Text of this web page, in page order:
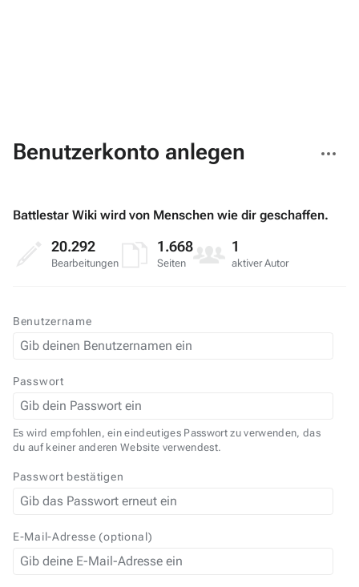
Benutzerkonto anlegen
Aktionen
Benutzername
Passwort
Es wird empfohlen, ein eindeutiges Passwort zu verwenden, das
du auf keiner anderen Website verwendest.
Passwort bestätigen
E-Mail-Adresse (optional)
Battlestar Wiki wird von Menschen wie dir geschaffen.
20.292
Bearbeitungen
1.668
Seiten
1
aktiver Autor